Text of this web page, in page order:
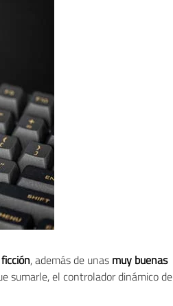
, además de unas muy buenas
sumarle, el controlador dinámico de